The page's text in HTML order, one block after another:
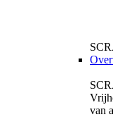
van